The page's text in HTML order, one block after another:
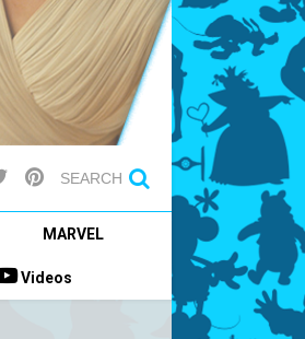
SEARCH
MARVEL
Videos